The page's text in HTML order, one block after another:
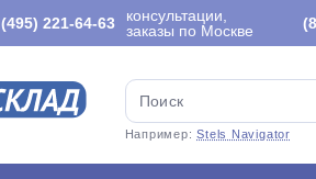
(495) 221-64-63
консультации,
заказы по Москве
Например:Stels Navigator